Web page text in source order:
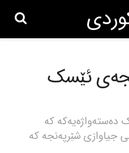
ئێسک
کە
جیاوازی شێرپەنجە کە